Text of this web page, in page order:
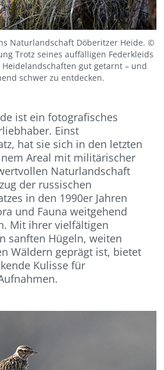
Naturlandschaft Döberitzer Heide. ©
Trotz seines auffälligen Federkleids
gut getarnt – und
schwer zu entdecken.
ist ein fotografisches
Einst
hat sie sich in den letzten
Areal mit militärischer
Naturlandschaft
der russischen
in den 1990er Jahren
und Fauna weitgehend
Mit ihrer vielfältigen
sanften Hügeln, weiten
Wäldern geprägt ist, bietet
Kulisse für